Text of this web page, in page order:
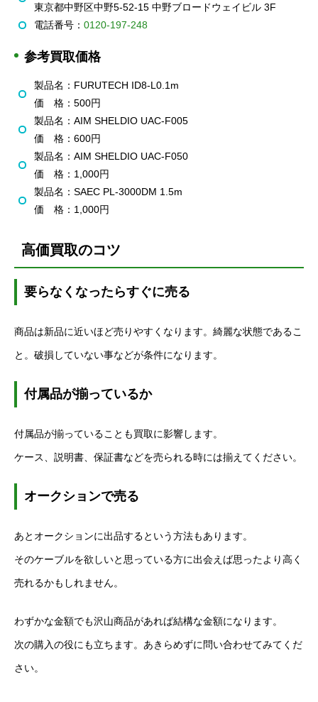
東京都中野区中野5-52-15 中野ブロードウェイビル 3F
電話番号： 0120-197-248
参考買取価格
製品名：FURUTECH ID8-L0.1m
価 格：500円
製品名：AIM SHELDIO UAC-F005
価 格：600円
製品名：AIM SHELDIO UAC-F050
価 格： 1,000円
製品名：SAEC PL-3000DM 1.5m
価 格 ： 1,000円
高価買取のコツ
要らなくなったらすぐに売る
商品は新品に近いほど売りやすくなります。綺麗な状態であるこ
と。破損していない事などが条件になります。
付属品が揃っているか
付属品が揃っていることも買取に影響します。
ケース、説明書、保証書などを売られる時には揃えてください。
オークションで売る
あとオークションに出品するという方法もあります。
そのケーブルを欲しいと思っている方に出会えば思ったより高く
売れるかもしれません。
わずかな金額でも沢山商品があれば結構な金額になります。
次の購入の役にも立ちます。あきらめずに問い合わせてみてくだ
さい。